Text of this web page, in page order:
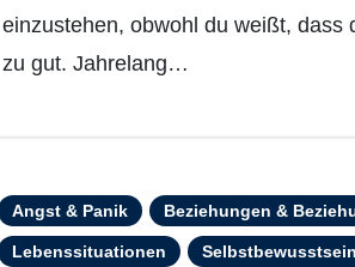
einzustehen, obwohl du weißt, dass
zu gut. Jahrelang…
Angst & Panik Beziehungen &
Lebenssituationen